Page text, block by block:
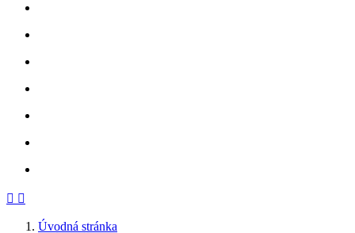
 Späť

Úvodná stránka